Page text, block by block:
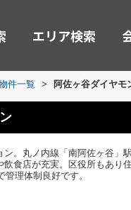
エリア検索
件一覧 > 阿佐ヶ谷ダイヤモ
。丸ノ内線「南阿佐ヶ谷
食店が充実。区役所もあ
理体制良好です。